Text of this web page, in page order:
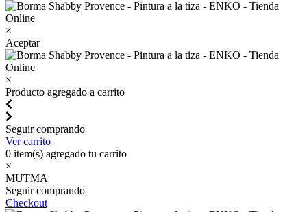
×
Aceptar
×
Producto agregado a carrito
Seguir comprando
Ver carrito
0 item(s) agregado tu carrito
×
MUTMA
Seguir comprando
Checkout